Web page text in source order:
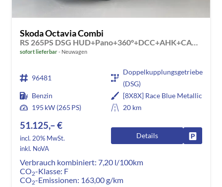
Skoda Octavia Combi
RS 265PS DSG HUD+Pano+360°+DCC+AHK+CANTON+Matrix+Alu19+eHeck+GV4
sofort lieferbar Neuwagen
96481
Doppelkupplungsgetriebe
(DSG)
Benzin
[8X8X] Race Blue Metallic
195 kW (265 PS)
20 km
51.125,– €
incl. 20% MwSt.
inkl. NoVA
Details
Verbrauch kombiniert: 7,20 l/100km
CO2-Klasse: F
CO2-Emissionen: 163,00 g/km